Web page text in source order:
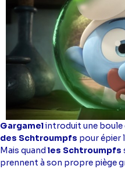
Gargamelintroduit une boule
des Schtroumpfs pour épier
Mais quand les Schtroumpfs
prennent à son propre piège